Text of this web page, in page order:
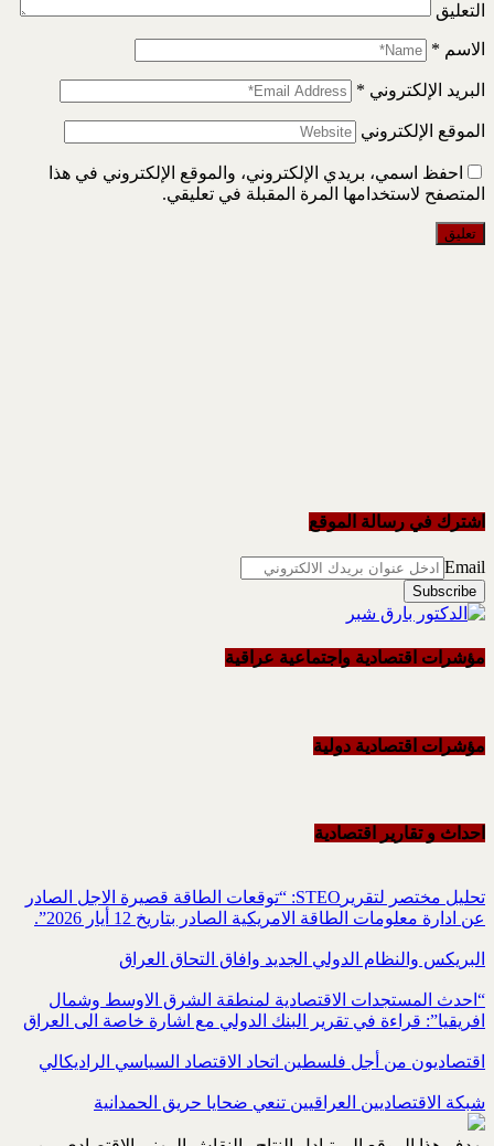
التعليق
الاسم *
البريد الإلكتروني *
الموقع الإلكتروني
احفظ اسمي، بريدي الإلكتروني، والموقع الإلكتروني في هذا
المتصفح لاستخدامها المرة المقبلة في تعليقي.
اشترك في رسالة الموقع
Email
مؤشرات اقتصادية واجتماعية عراقية
مؤشرات اقتصادية دولية
احداث و تقاریر اقتصادیة
تحليل مختصر لتقريرSTEO‏: “توقعات الطاقة قصيرة الاجل الصادر
عن ادارة معلومات الطاقة الامريكية ‏الصادر بتاريخ 12 أيار 2026”.‏
البريكس والنظام الدولي الجديد وافاق التحاق العراق
“احدث المستجدات الاقتصادية لمنطقة الشرق الاوسط وشمال
افريقيا”: قراءة في تقرير البنك الدولي مع اشارة خاصة الى العراق
اقتصاديون من أجل فلسطين اتحاد الاقتصاد السياسي الراديكالي
شبكة الاقتصاديين العراقيين تنعي ضحايا حريق الحمدانية